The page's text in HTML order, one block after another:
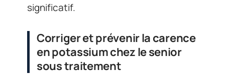
significatif.
Corriger et prévenir la carence
en potassium chez le senior
sous traitement